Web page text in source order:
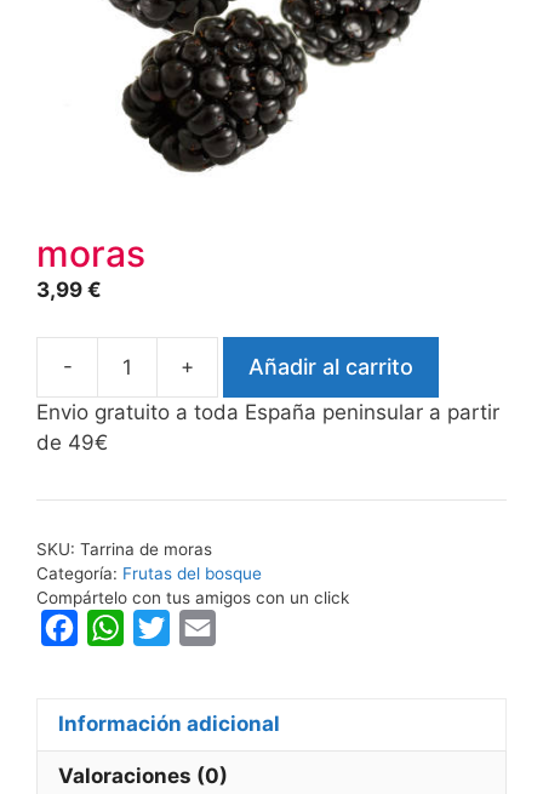
moras
3,99 €
-
moras
cantidad
+ Añadir al carrito
Envio gratuito a toda España peninsular a partir
de 49€
SKU: Tarrina de moras
Categoría: Frutas del bosque
Compártelo con tus amigos con un click
e
b
W
t
s
t
t
i
l
Información adicional
Valoraciones (0)